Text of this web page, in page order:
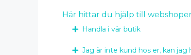
Här hittar du hjälp till
Handla i vår butik
Jag är inte kund hos er, kan jag